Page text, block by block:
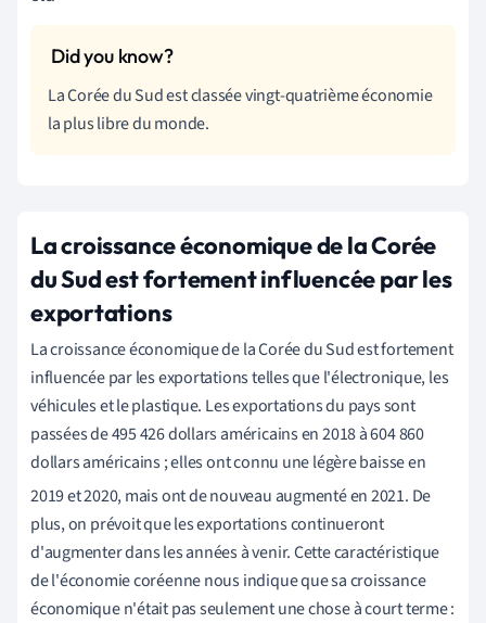
La Corée du Sud est classée vingt-quatrième économie
la plus libre du monde.
La croissance économique de la Corée
du Sud est fortement influencée par les
exportations
La croissance économique de la Corée du Sud est fortement
influencée par les exportations telles que l'électronique, les
véhicules et le plastique. Les exportations du pays sont
passées de 495 426 dollars américains en 2018 à 604 860
dollars américains ; elles ont connu une légère baisse en
2019 et 2020, mais ont de nouveau augmenté en 2021. De
plus, on prévoit que les exportations continueront
d'augmenter dans les années à venir. Cette caractéristique
de l'économie coréenne nous indique que sa croissance
économique n'était pas seulement une chose à court terme :